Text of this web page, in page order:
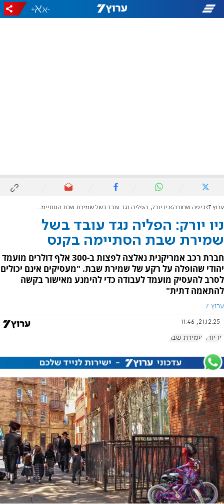
-
+
ערוץ 7 כיפה שחורה ניו יורק: הפליה נגד עובד בשל שמירת שבת הסתיימה בקנס
ניו יורק: הפליה נגד עובד בשל
שמירת שבת הסתיימה בקנס
חברת רכב אמריקנית נאלצה לפצות ב-300 אלף דולרים מועמד
יהודי שהופלה על רקע של שמירת שבת. "מעסיקים אינם יכולים
לסרב להעסיק מועמד לעבודה כדי להימנע מאישור בקשה
להתאמה דתית"
ערוץ 7
21.12.25, 11:46
ניו יורק שמירת שבת